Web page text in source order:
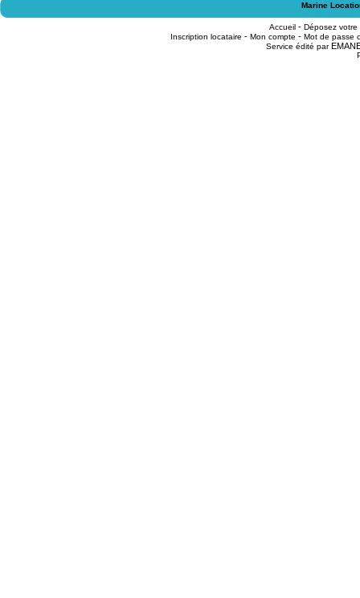
Marine
Accueil - Déposez
Inscription locataire - Mon compte - Mot de passe
Service édité par